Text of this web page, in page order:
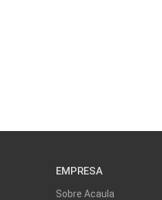
EMPRESA
Sobre Acaula